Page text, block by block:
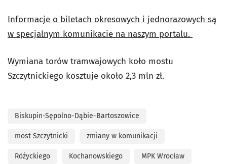
Informacje o biletach okresowych i jednorazowych są
w specjalnym komunikacie na naszym portalu.
Wymiana torów tramwajowych koło mostu
Szczytnickiego kosztuje około 2,3 mln zł.
Biskupin-Sępolno-Dąbie-Bartoszowice
most Szczytnicki zmiany w komunikacji
Różyckiego Kochanowskiego MPK Wrocław